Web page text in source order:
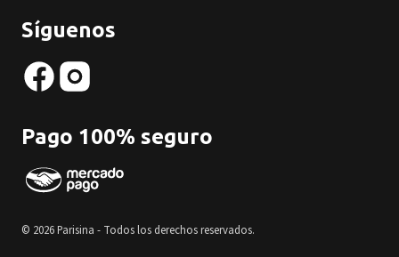
Síguenos
Pago 100% seguro
© 2026 Parisina - Todos los derechos reservados.